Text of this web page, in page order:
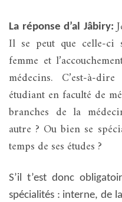
La réponse d’al Jâbiry:
Il se peut que celle-ci
femme et
médecins. C’est-à-
étudiant en faculté de
branches de la
autre ? Ou bien se
temps de ses études ?
S’il t’est donc
spécialités : interne, de